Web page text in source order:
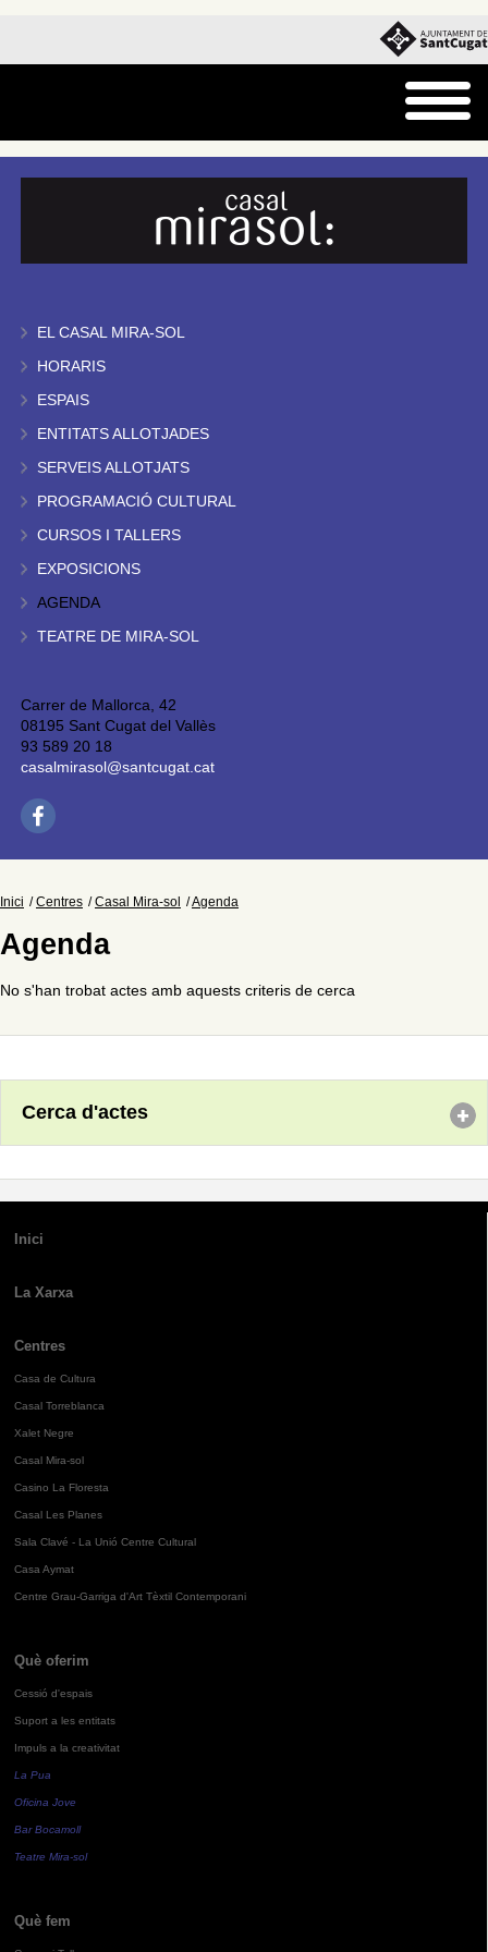
EL CASAL MIRA-SOL
HORARIS
ESPAIS
ENTITATS ALLOTJADES
SERVEIS ALLOTJATS
PROGRAMACIÓ CULTURAL
CURSOS I TALLERS
EXPOSICIONS
AGENDA
TEATRE DE MIRA-SOL
Carrer de Mallorca, 42
08195 Sant Cugat del Vallès
93 589 20 18
casalmirasol@santcugat.cat
Inici Centres Casal Mira-sol Agenda
Agenda
No s'han trobat actes amb aquests criteris de cerca
Cerca d'actes
Inici
La Xarxa
Centres
Casa de Cultura
Casal Torreblanca
Xalet Negre
Casal Mira-sol
Casino La Floresta
Casal Les Planes
Sala Clavé - La Unió Centre Cultural
Casa Aymat
Centre Grau-Garriga d'Art Tèxtil Contemporani
Què oferim
Cessió d'espais
Suport a les entitats
Impuls a la creativitat
La Pua
Oficina Jove
Bar Bocamoll
Teatre Mira-sol
Què fem